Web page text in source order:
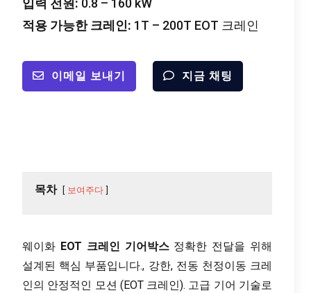
입력 전원: 0.8 – 160 kW
적용 가능한 크레인: 1T – 200T EOT 크레인
이메일 보내기 지금 채팅
목차 보여주다
웨이화 EOT 크레인 기어박스정확한 전달을 위해
설계된 핵심 부품입니다., 강한, 전동 천정이동 크레
인의 안정적인 모션 (EOT 크레인). 고급 기어 기술로